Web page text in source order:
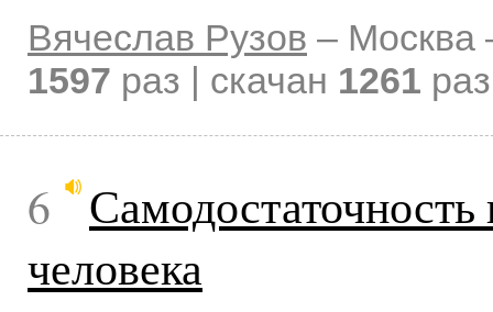
Вячеслав Рузов – Москва
1597 раз | скачан 1261
6
человека